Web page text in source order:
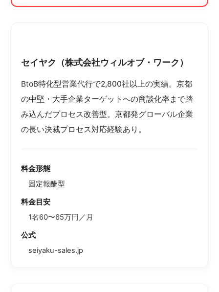
セイヤク（株式会社ウィルオブ・ワーク）
BtoB特化型営業代行で2,800社以上の実績。京都
の中堅・大手企業ターゲットへの商談化率まで踏
み込んだプロセス改善型。京都発グローバル企業
の長い決裁プロセス対応経験あり。
料金形態
固定報酬型
料金目安
1名60〜65万円／月
公式
seiyaku-sales.jp